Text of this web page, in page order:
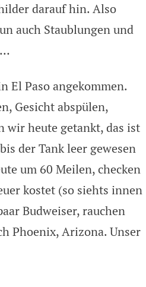
darauf hin. Also
auch Staublungen und
El Paso angekommen.
Gesicht abspülen,
wir heute getankt, das ist
der Tank leer gewesen
um 60 Meilen, checken
kostet (so siehts innen
Budweiser, rauchen
Phoenix, Arizona. Unser